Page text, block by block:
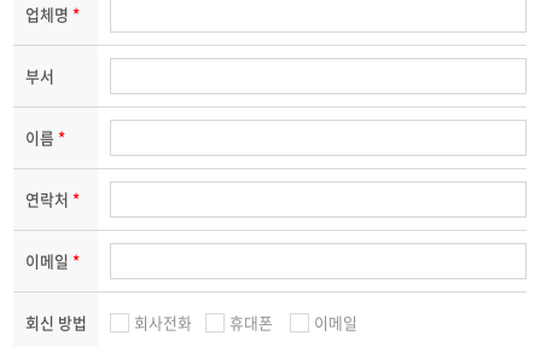
업체명 *
부서
이름 *
연락처 *
이메일 *
회신 방법 회사전화 휴대폰 이메일